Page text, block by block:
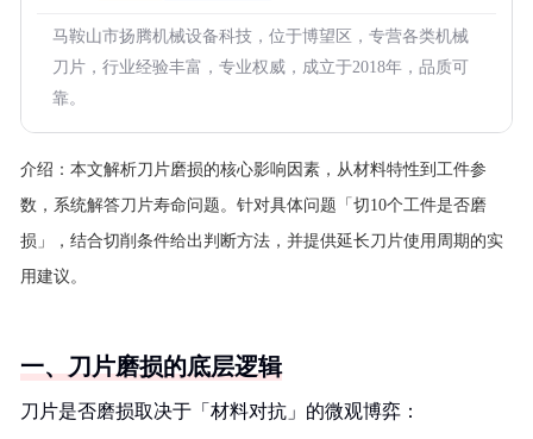
马鞍山市扬腾机械设备科技，位于博望区，专营各类机械
刀片，行业经验丰富，专业权威，成立于2018年，品质可
靠。
介绍： 本文解析刀片磨损的核心影响因素，从材料特性到工件参
数，系统解答刀片寿命问题。针对具体问题「切10个工件是否磨
损」，结合切削条件给出判断方法，并提供延长刀片使用周期的实
用建议。
一、刀片磨损的底层逻辑
刀片是否磨损取决于「材料对抗」的微观博弈：